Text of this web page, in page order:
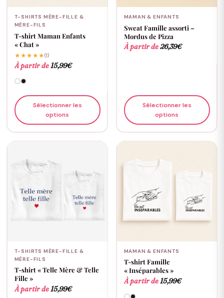
T-SHIRTS MÈRE-FILLE &
MÈRE-FILS
T-shirt Maman Enfants
« Chat »
★★★★★(1)
À partir de15,99€
Sélectionner les
options
MAMAN & ENFANTS
Sweat Famille assorti –
Mordus de Pizza
À partir de26,39€
Sélectionner les
options
T-SHIRTS MÈRE-FILLE &
MÈRE-FILS
T-shirt « Telle Mère & Telle
Fille »
À partir de 15,99€
MAMAN & ENFANTS
T-shirt Famille
« Inséparables »
À partir de 15,99€